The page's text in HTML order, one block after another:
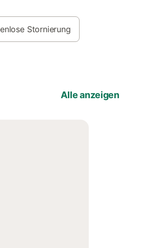
Stornierung
Alle anzeigen